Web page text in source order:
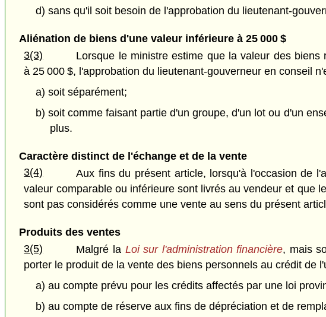
d) sans qu'il soit besoin de l'approbation du lieutenant-
Aliénation de biens d'une valeur inférieure à 25 000 $
3(3)
Lorsque le ministre estime que la valeur des
à 25 000 $, l'approbation du lieutenant-gouverneur en conseil
a) soit séparément;
b) soit comme faisant partie d'un groupe, d'un lot ou d'un
plus.
Caractère distinct de l'échange et de la vente
3(4)
Aux fins du présent article, lorsqu'à l'occasion de
valeur comparable ou inférieure sont livrés au vendeur et que
sont pas considérés comme une vente au sens du présent
Produits des ventes
3(5)
Malgré la Loi sur l'administration financière, mais
porter le produit de la vente des biens personnels au crédit de
a) au compte prévu pour les crédits affectés par une loi
b) au compte de réserve aux fins de dépréciation et de